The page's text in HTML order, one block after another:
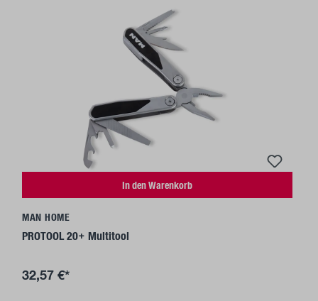
In den Warenkorb
MAN HOME
PROTOOL 20+ Multitool
32,57 €*